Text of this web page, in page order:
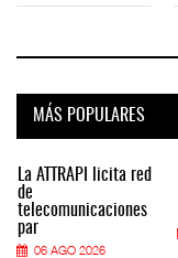
MÁS POPULARES
La ATTRAPI licita red
de
telecomunicaciones
par
06 AGO 2026